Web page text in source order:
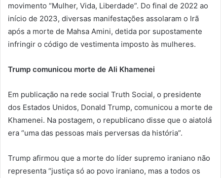
movimento “Mulher, Vida, Liberdade”. Do final de 2022 ao
início de 2023, diversas manifestações assolaram o Irã
após a morte de Mahsa Amini, detida por supostamente
infringir o código de vestimenta imposto às mulheres.
Trump comunicou morte de Ali Khamenei
Em publicação na rede social Truth Social, o presidente
dos Estados Unidos, Donald Trump, comunicou a morte de
Khamenei. Na postagem, o republicano disse que o aiatolá
era “uma das pessoas mais perversas da história”.
Trump afirmou que a morte do líder supremo iraniano não
representa “justiça só ao povo iraniano, mas a todos os